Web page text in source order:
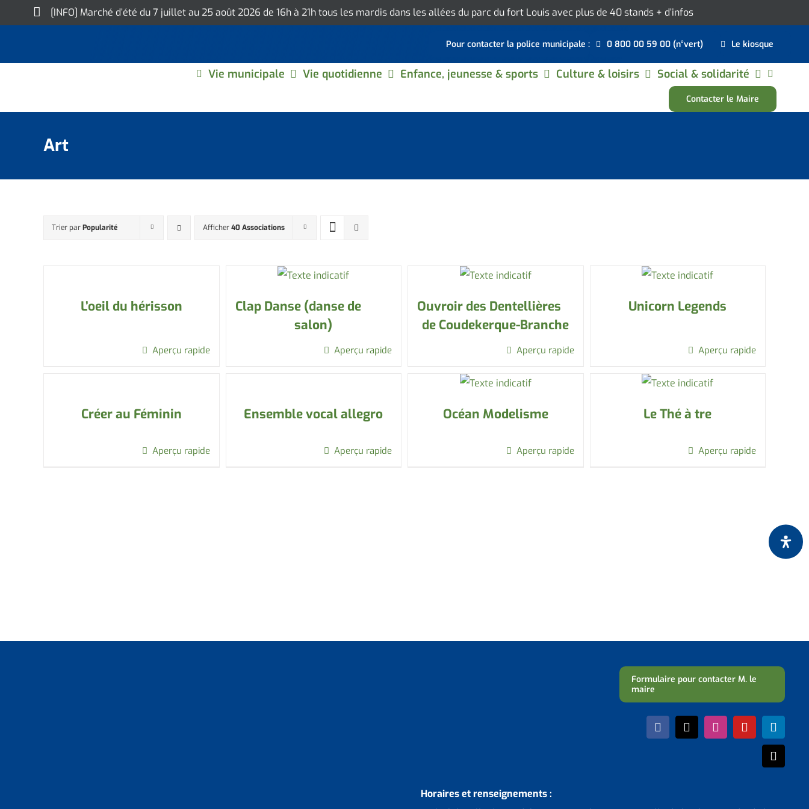
to
[INFO] Marché d’été du 7 juillet au 25 août 2026 de 16h à 21h tous les mardis dans les allées du parc du fort Louis avec plus de 40 stands + d’infos
Pour contacter la police municipale : 0 800 00 59 00 (n°vert) Le kiosque
Vie municipale Vie quotidienne Enfance, jeunesse & sports Culture & loisirs Social & solidarité
Contacter le Maire
Art
Trier parPopularité Afficher40 Associations
L’oeil du hérisson
Aperçu rapide
Clap Danse (danse de
salon)
Aperçu rapide
Ouvroir des Dentellières
de Coudekerque-Branche
Aperçu rapide
Unicorn Legends
Aperçu rapide
Créer au Féminin
Aperçu rapide
Ensemble vocal allegro
Aperçu rapide
Océan Modelisme
Aperçu rapide
Le Thé à tre
Aperçu rapide
Formulaire pour contacter M. le
maire
Horaires et renseignements :